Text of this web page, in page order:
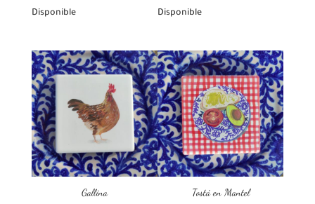
Disponible
Disponible
Gallina Tostá en Mantel